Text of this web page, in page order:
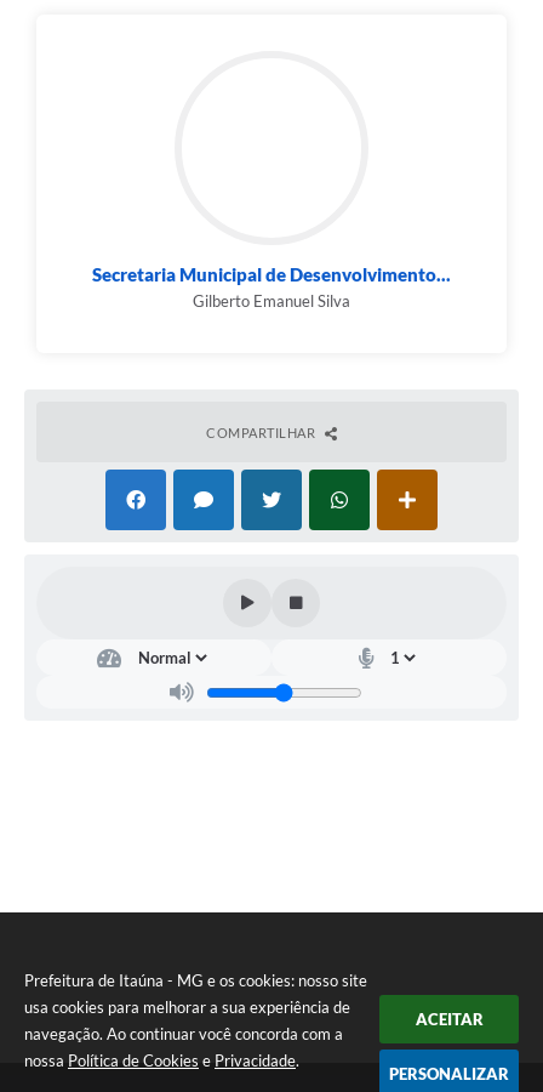
Prefeitura de Itaúna - MG e os cookies: nosso site
usa cookies para melhorar a sua experiência de
navegação. Ao continuar você concorda com a
nossa Política de Cookies e Privacidade.
ACEITAR
PERSONALIZAR
Secretaria Municipal de Desenvolvimento...
Gilberto Emanuel Silva
COMPARTILHAR